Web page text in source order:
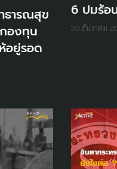
ธารณสุข
องทุน
อยู่รอด
6 ปมร้อ
30 ธันวาคม